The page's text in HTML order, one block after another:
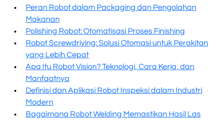
Peran Robot dalam Packaging dan Pengolahan
Makanan
Polishing Robot: Otomatisasi Proses Finishing
Robot Screwdriving: Solusi Otomasi untuk Perakitan
yang Lebih Cepat
Apa Itu Robot Vision? Teknologi, Cara Kerja, dan
Manfaatnya
Definisi dan Aplikasi Robot Inspeksi dalam Industri
Modern
Bagaimana Robot Welding Memastikan Hasil Las